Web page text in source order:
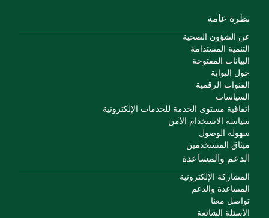
نظرة عامة
عن الشؤون الصحية
التنمية المستدامة
البيانات المفتوحة
حول البوابة
القنوات الرقمية
السياسات
اتفاقية مستوى الخدمة للخدمات الإلكترونية
سياسة الاستخدام الآمن
سهولة الوصول
ميثاق المستخدمين
الدعم والمساعدة
المشاركة الإلكترونية
المساعدة والدعم
تواصل معنا
الأسئلة الشائعة